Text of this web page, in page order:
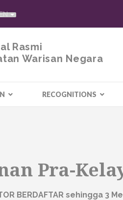
Rasmi
Warisan Negara
RECOGNITIONS
Pra-
BERDAFTAR sehingga 3